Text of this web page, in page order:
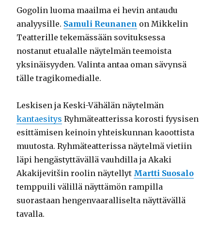
Gogolin luoma maailma ei hevin antaudu
analyysille. Samuli Reunanen on Mikkelin
Teatterille tekemässään sovituksessa
nostanut etualalle näytelmän teemoista
yksinäisyyden. Valinta antaa oman sävynsä
tälle tragikomedialle.
Leskisen ja Keski-Vähälän näytelmän
kantaesitys Ryhmäteatterissa korosti fyysisen
esittämisen keinoin yhteiskunnan kaoottista
muutosta. Ryhmäteatterissa näytelmä vietiin
läpi hengästyttävällä vauhdilla ja Akaki
Akakijevitšin roolin näytellyt Martti Suosalo
temppuili välillä näyttämön rampilla
suorastaan hengenvaaralliselta näyttävällä
tavalla.